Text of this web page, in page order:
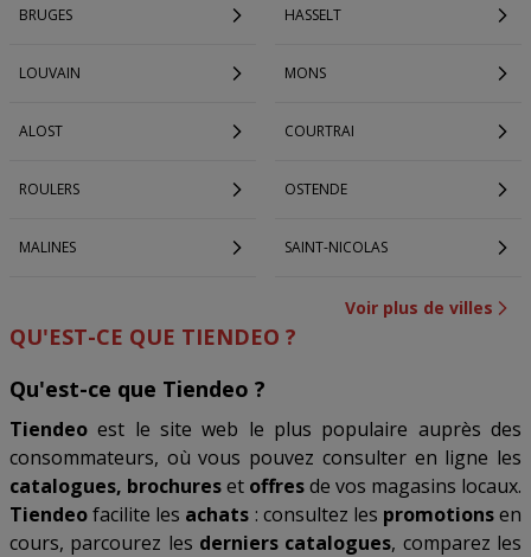
BRUGES HASSELT
LOUVAIN MONS
ALOST COURTRAI
ROULERS OSTENDE
MALINES SAINT-NICOLAS
Voir plus de villes
QU'EST-CE QUE TIENDEO ?
Qu'est-ce que Tiendeo ?
Tiendeo est le site web le plus populaire auprès des
consommateurs, où vous pouvez consulter en ligne les
catalogues, brochureset offresde vos magasins locaux.
Tiendeofacilite les achats : consultez les promotionsen
cours, parcourez les derniers catalogues, comparez les